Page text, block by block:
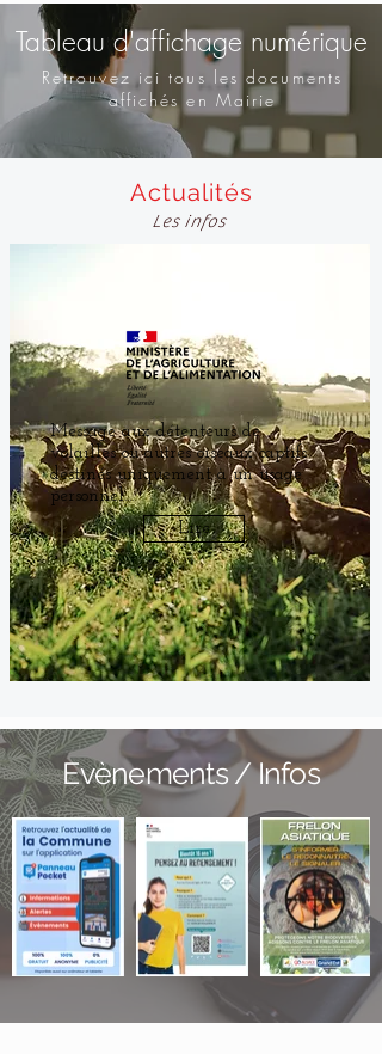
Tableau d'affichage numérique
Retrouvez ici tous les documents
affichés en Mairie
Actualités
Les infos
Message aux détenteurs de
volailles ou autres oiseaux captifs
destinés uniquement à un usage
personnel....
Lire
Evènements / Infos